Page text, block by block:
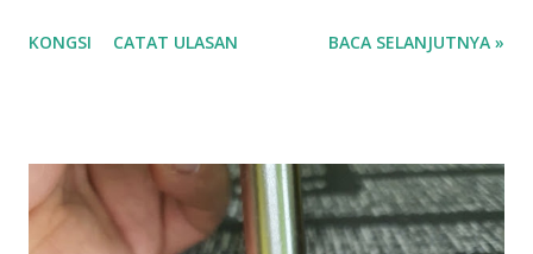
ALLAH ITULAH KEGUNAAN KAYU KIKIR MEMERANG
KONGSI CATAT ULASAN BACA SELANJUTNYA »